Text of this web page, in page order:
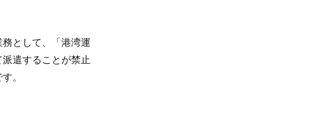
として、「港湾運
遣することが禁止
。